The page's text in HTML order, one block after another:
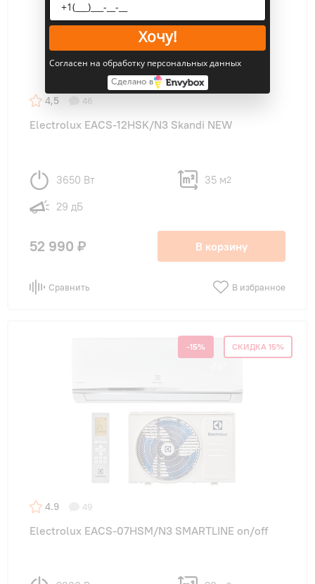
4,5 46
Electrolux EACS-12HSK/N3 Skandi NEW
3650 Вт 35 м2
29 дБ
52 990 ₽ В корзину
Сравнить В избранное
-15% СКИДКА 15%
4.9 49
Electrolux EACS-07HSM/N3 SMARTLINE on/off
Хочу!
Согласен на обработку персональных данных
Сделано в